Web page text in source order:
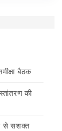
बैठक
की
से सशक्त